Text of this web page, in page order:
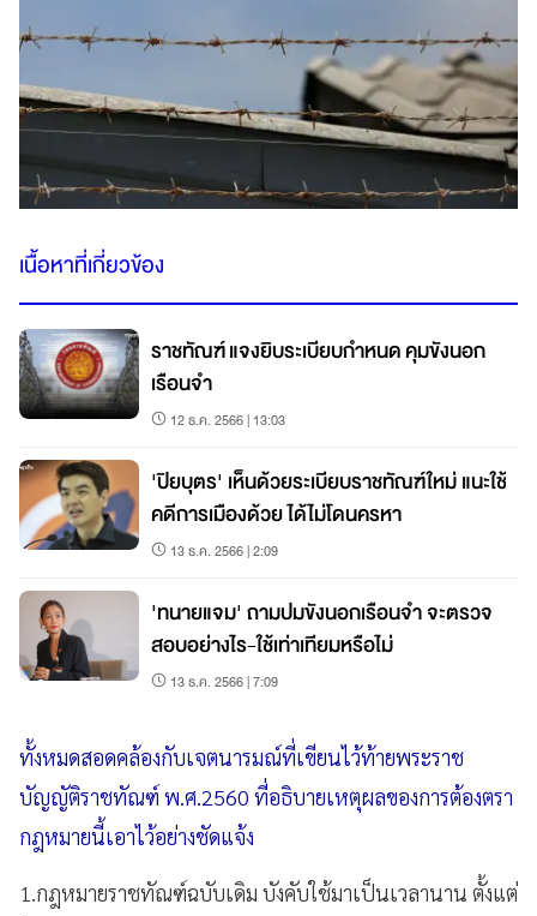
เนื้อหาที่เกี่ยวข้อง
ราชทัณฑ์ แจงยิบระเบียบกำหนด คุมขังนอก
เรือนจำ
12 ธ.ค. 2566 | 13:03
'ปิยบุตร' เห็นด้วยระเบียบราชทัณฑ์ใหม่ แนะใช้
คดีการเมืองด้วย ได้ไม่โดนครหา
13 ธ.ค. 2566 | 2:09
'ทนายแจม' ถามปมขังนอกเรือนจำ จะตรวจ
สอบอย่างไร-ใช้เท่าเทียมหรือไม่
13 ธ.ค. 2566 | 7:09
ทั้งหมดสอดคล้องกับเจตนารมณ์ที่เขียนไว้ท้ายพระราช
บัญญัติราชทัณฑ์ พ.ศ.2560 ที่อธิบายเหตุผลของการต้องตรา
กฎหมายนี้เอาไว้อย่างชัดแจ้ง
1.กฎหมายราชทัณฑ์ฉบับเดิม บังคับใช้มาเป็นเวลานาน ตั้งแต่